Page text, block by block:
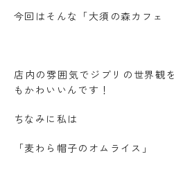
今回はそんな「大須の森カフェ
店内の雰囲気でジブリの世界観
もかわいいんです！
ちなみに私は
「麦わら帽子のオムライス」